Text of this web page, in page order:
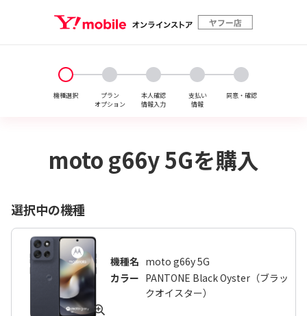
機種選択
プラン
オプション
本人確認
情報入力
支払い
情報
同意・確認
moto g66y 5Gを購入
選択中の機種
機種名 moto g66y 5G
カラー PANTONE Black Oyster（ブラッ
クオイスター）